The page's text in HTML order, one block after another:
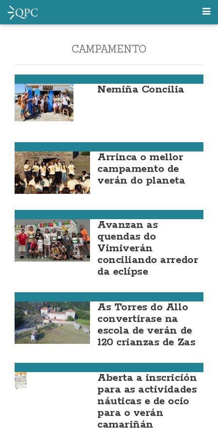
CAMPAMENTO
Nemiña Concilia
Arrinca o mellor
campamento de
verán do planeta
Avanzan as
quendas do
Vimiverán
conciliando arredor
da eclípse
As Torres do Allo
convertirase na
escola de verán de
120 crianzas de Zas
Aberta a inscrición
para as actividades
náuticas e de ocio
para o verán
camariñán